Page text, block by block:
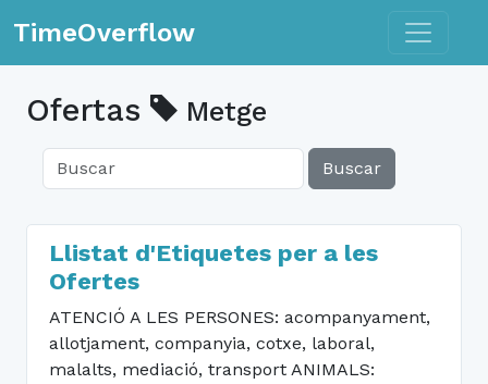
TimeOverflow Toggle
Ofertas Metge
Buscar
Llistat d'Etiquetes per a les
Ofertes
ATENCIÓ A LES PERSONES: acompanyament,
allotjament, companyia, cotxe, laboral,
malalts, mediació, transport ANIMALS: